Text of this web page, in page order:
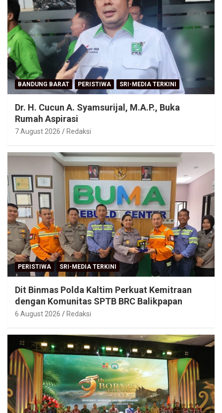
BANDUNG BARAT PERISTIWA SRI-MEDIA TERKINI
Dr. H. Cucun A. Syamsurijal, M.A.P., Buka
Rumah Aspirasi
7 August 2026 Redaksi
PERISTIWA SRI-MEDIA TERKINI
Dit Binmas Polda Kaltim Perkuat Kemitraan
dengan Komunitas SPTB BRC Balikpapan
6 August 2026 Redaksi